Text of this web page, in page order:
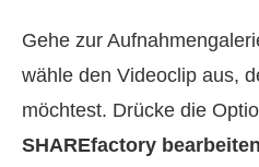
Gehe zur
wähle den Videoclip aus,
möchtest. Drücke die
SHAREfactory bearbeiten